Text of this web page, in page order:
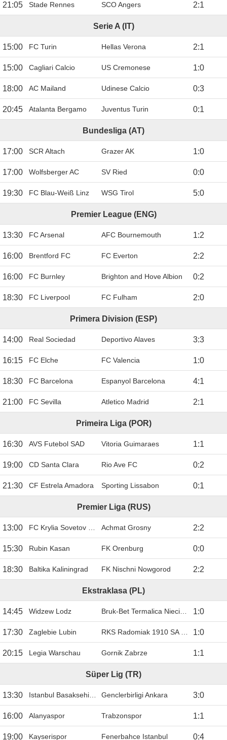
21:05 Stade Rennes SCO Angers 2:1
Serie A (IT)
15:00 FC Turin Hellas Verona 2:1
15:00 Cagliari Calcio US Cremonese 1:0
18:00 AC Mailand Udinese Calcio 0:3
20:45 Atalanta Bergamo Juventus Turin 0:1
Bundesliga (AT)
17:00 SCR Altach Grazer AK 1:0
17:00 Wolfsberger AC SV Ried 0:0
19:30 FC Blau-Weiß Linz WSG Tirol 5:0
Premier League (ENG)
13:30 FC Arsenal AFC Bournemouth 1:2
16:00 Brentford FC FC Everton 2:2
16:00 FC Burnley Brighton and Hove Albion 0:2
18:30 FC Liverpool FC Fulham 2:0
Primera Division (ESP)
14:00 Real Sociedad Deportivo Alaves 3:3
16:15 FC Elche FC Valencia 1:0
18:30 FC Barcelona Espanyol Barcelona 4:1
21:00 FC Sevilla Atletico Madrid 2:1
Primeira Liga (POR)
16:30 AVS Futebol SAD Vitoria Guimaraes 1:1
19:00 CD Santa Clara Rio Ave FC 0:2
21:30 CF Estrela Amadora Sporting Lissabon 0:1
Premier Liga (RUS)
13:00 FC Krylia Sovetov Samara Achmat Grosny 2:2
15:30 Rubin Kasan FK Orenburg 0:0
18:30 Baltika Kaliningrad FK Nischni Nowgorod 2:2
Ekstraklasa (PL)
14:45 Widzew Lodz Bruk-Bet Termalica Nieciecza 1:0
17:30 Zaglebie Lubin RKS Radomiak 1910 SA Radom 1:0
20:15 Legia Warschau Gornik Zabrze 1:1
Süper Lig (TR)
13:30 Istanbul Basaksehir FK Genclerbirligi Ankara 3:0
16:00 Alanyaspor Trabzonspor 1:1
19:00 Kayserispor Fenerbahce Istanbul 0:4